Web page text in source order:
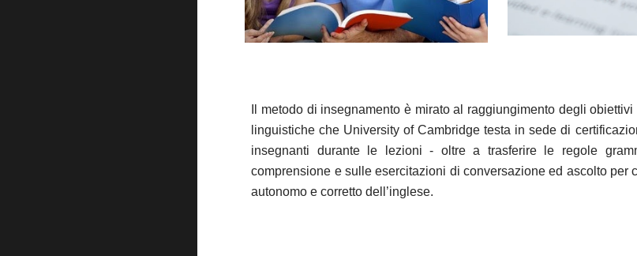
Il metodo di insegnamento è mirato al raggiungimento degli
linguistiche che University of Cambridge testa in sede di
insegnanti durante le lezioni - oltre a trasferire le regole
comprensione e sulle esercitazioni di conversazione ed ascolto
autonomo e corretto dell’inglese.